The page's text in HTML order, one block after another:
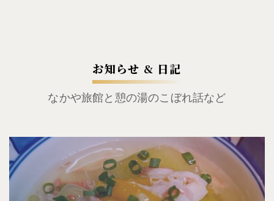
お知らせ & 日記
なかや旅館と憩の湯のこぼれ話など